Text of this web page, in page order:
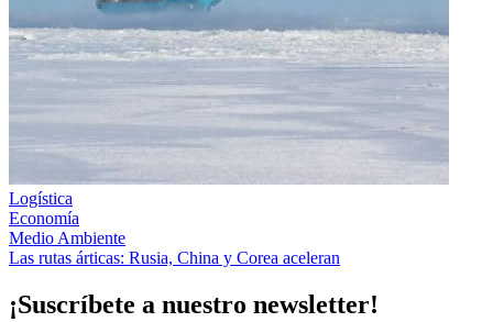
Logística
Economía
Medio Ambiente
Las rutas árticas: Rusia, China y Corea aceleran
¡Suscríbete a nuestro newsletter!